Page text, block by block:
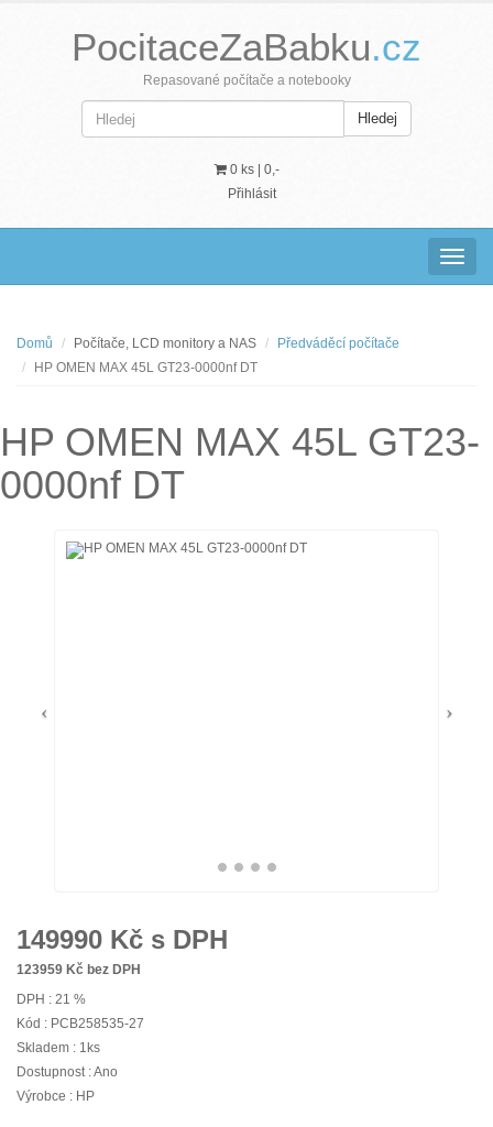
PocitaceZaBabku.cz
Repasované počítače a notebooky
Hledej
0 ks | 0,-
Přihlásit
Domů Počítače, LCD monitory a NAS
Předváděcí počítače
HP OMEN MAX 45L GT23-0000nf DT
HP OMEN MAX 45L GT23-
0000nf DT
149990 Kč s DPH
123959 Kč bez DPH
DPH : 21 %
Kód : PCB258535-27
Skladem : 1ks
Dostupnost : Ano
Výrobce : HP